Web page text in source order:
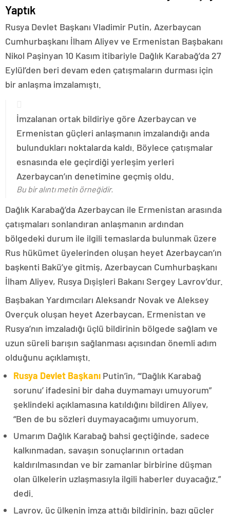
Yaptık
Rusya Devlet Başkanı Vladimir Putin, Azerbaycan
Cumhurbaşkanı İlham Aliyev ve Ermenistan Başbakanı
Nikol Paşinyan 10 Kasım itibariyle Dağlık Karabağ’da 27
Eylül’den beri devam eden çatışmaların durması için
bir anlaşma imzalamıştı.
İmzalanan ortak bildiriye göre Azerbaycan ve
Ermenistan güçleri anlaşmanın imzalandığı anda
bulundukları noktalarda kaldı. Böylece çatışmalar
esnasında ele geçirdiği yerleşim yerleri
Azerbaycan’ın denetimine geçmiş oldu.
Bu bir alıntı metin örneğidir.
Dağlık Karabağ’da Azerbaycan ile Ermenistan arasında
çatışmaları sonlandıran anlaşmanın ardından
bölgedeki durum ile ilgili temaslarda bulunmak üzere
Rus hükümet üyelerinden oluşan heyet Azerbaycan’ın
başkenti Bakü’ye gitmiş, Azerbaycan Cumhurbaşkanı
İlham Aliyev, Rusya Dışişleri Bakanı Sergey Lavrov’dur.
Başbakan Yardımcıları Aleksandr Novak ve Aleksey
Overçuk oluşan heyet Azerbaycan, Ermenistan ve
Rusya’nın imzaladığı üçlü bildirinin bölgede sağlam ve
uzun süreli barışın sağlanması açısından önemli adım
olduğunu açıklamıştı.
Rusya Devlet Başkanı Putin’in, “‘Dağlık Karabağ
sorunu’ ifadesini bir daha duymamayı umuyorum”
şeklindeki açıklamasına katıldığını bildiren Aliyev,
“Ben de bu sözleri duymayacağımı umuyorum.
Umarım Dağlık Karabağ bahsi geçtiğinde, sadece
kalkınmadan, savaşın sonuçlarının ortadan
kaldırılmasından ve bir zamanlar birbirine düşman
olan ülkelerin uzlaşmasıyla ilgili haberler duyacağız.”
dedi.
Lavrov, üç ülkenin imza attığı bildirinin, bazı güçler